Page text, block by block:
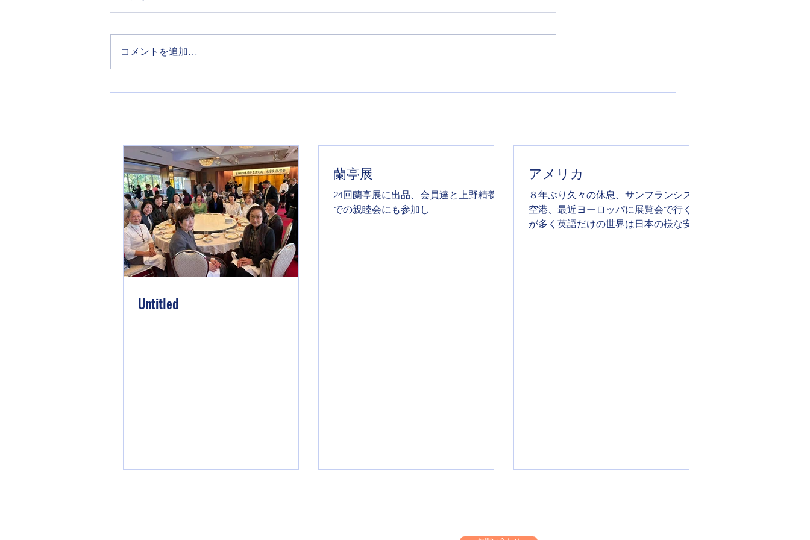
Untitled
24回蘭亭展に出品、会員達と上野
８年ぶり久々の休息、サンフラン
コメントを追加…
Untitled
蘭亭展
24回蘭亭展に出品、会員達と上野精養軒
での親睦会にも参加し
アメリカ
８年ぶり久々の休息、サンフランシスコ
空港、最近ヨーロッパに展覧会で行く事
が多く英語だけの世界は日本の様な安心